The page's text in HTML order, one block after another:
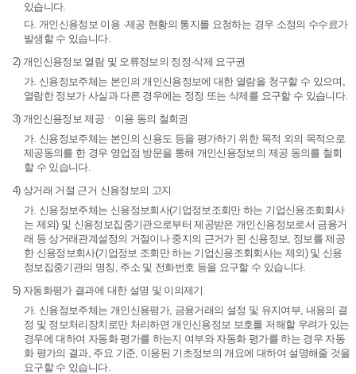
있습니다.
다. 개인신용정보 이용 ·제공 현황의 통지를 요청하는 경우 소정의 수수료가
발생할 수 있습니다.
2) 개인신용정보 열람 및 오류정보의 정정·삭제 요구권
가. 신용정보주체는 본인의 개인신용정보에 대한 열람을 청구할 수 있으며,
열람한 정보가 사실과 다른 경우에는 정정 또는 삭제를 요구할 수 있습니다.
3) 개인신용정보 제공ㆍ이용 동의 철회권
가. 신용정보주체는 본인의 신용도 등을 평가하기 위한 목적 외의 목적으로
제공동의를 한 경우 영업점 방문을 통해 개인신용정보의 제공 동의를 철회
할 수 있습니다.
4) 상거래 거절 근거 신용정보의 고지
가. 신용정보주체는 신용정보회사(기업정보조회만 하는 기업신용조회회사
는 제외) 및 신용정보집중기관으로부터 제공받은 개인신용정보로서 금융거
래 등 상거래관계설정의 거절이나 중지의 근거가 된 신용정보, 정보를 제공
한 신용정보회사(기업정보 조회만 하는 기업신용조회회사는 제외) 및 신용
정보집중기관의 명칭, 주소 및 전화번호 등을 요구할 수 있습니다.
5) 자동화평가 결과에 대한 설명 및 이의제기
가. 신용정보주체는 개인신용평가, 금융거래의 설정 및 유지여부, 내용의 결
정 및 정보처리장치로만 처리하면 개인신용정보 보호를 저해할 우려가 있는
경우에 대하여 자동화 평가를 하는지 여부와 자동화 평가를 하는 경우 자동
화 평가의 결과, 주요 기준, 이용된 기초정보의 개요에 대하여 설명해줄 것을
요구할 수 있습니다.